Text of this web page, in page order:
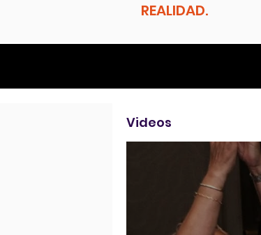
REALIDAD.
Videos